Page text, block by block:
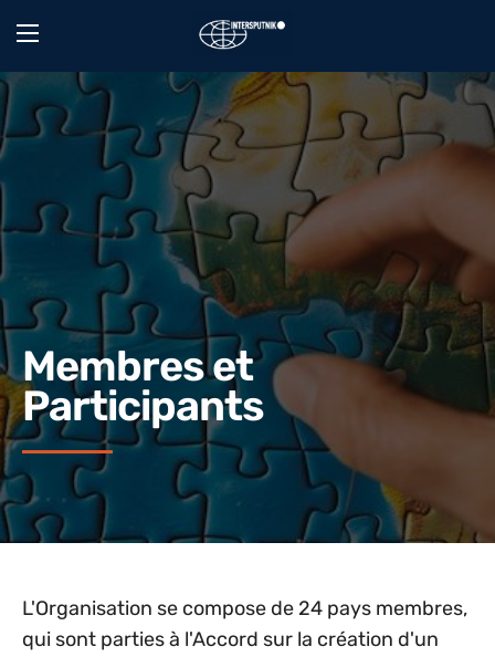
Membres et
Participants
L'Organisation se compose de 24 pays membres,
qui sont parties à l'Accord sur la création d'un